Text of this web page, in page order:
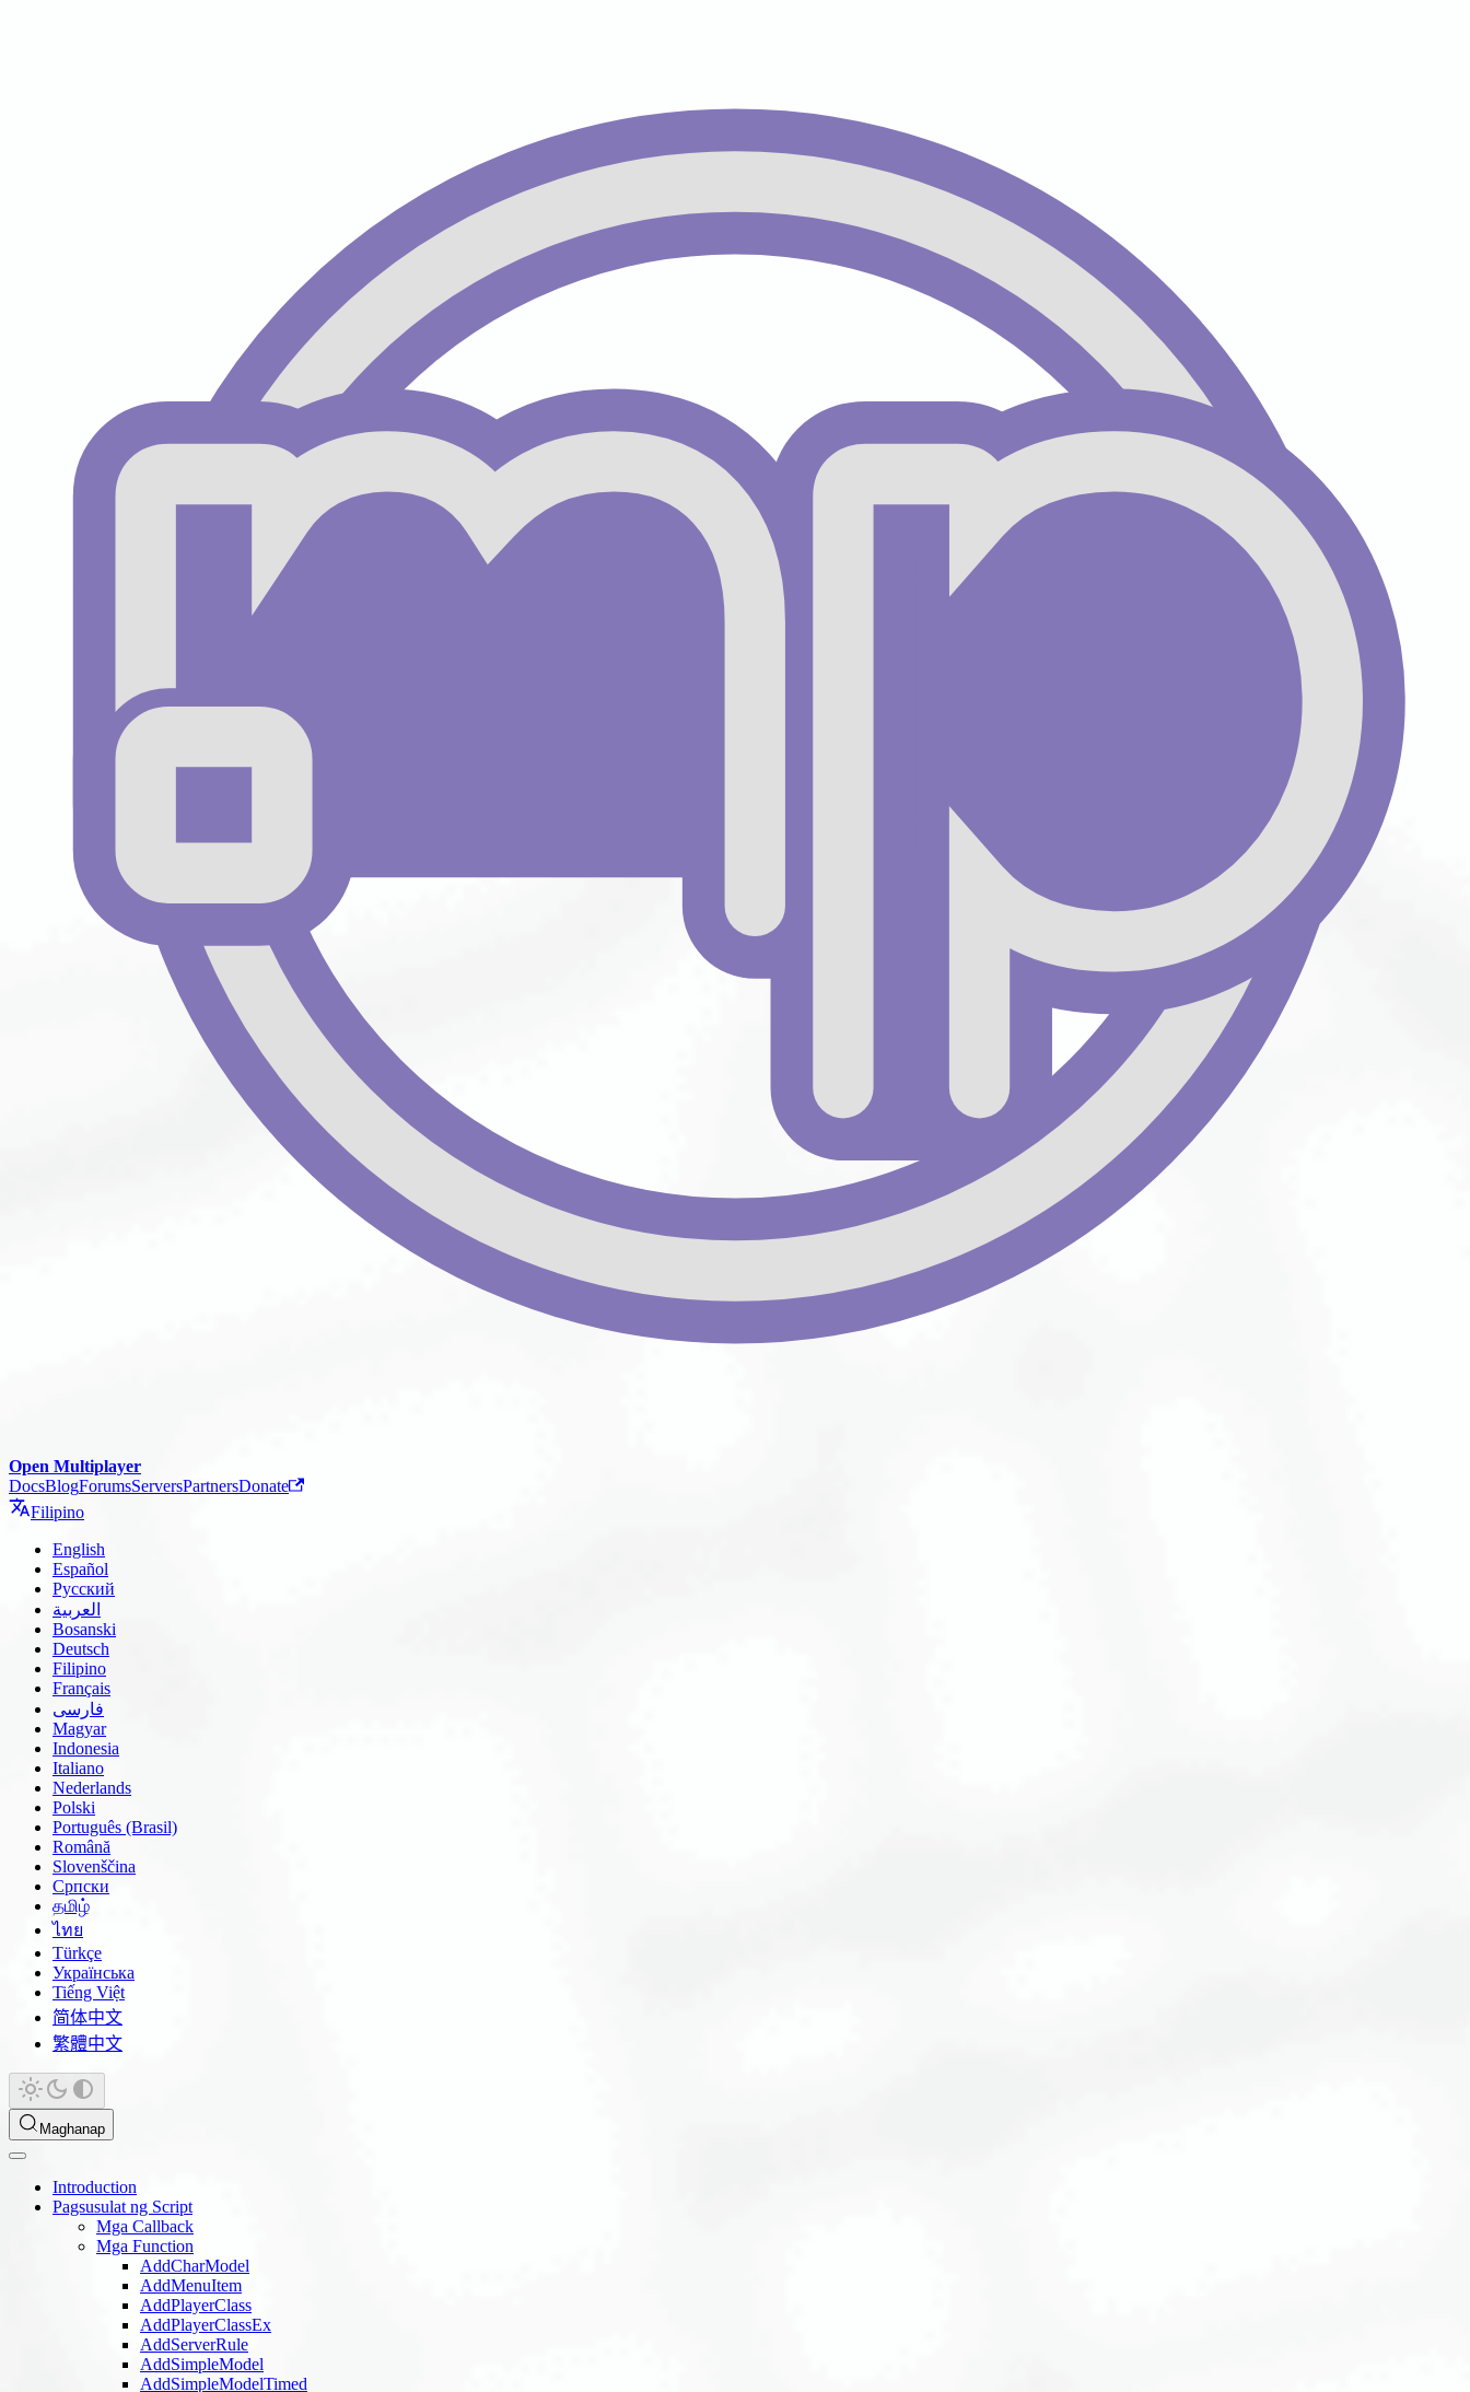
Open Multiplayer
DocsBlogForumsServersPartnersDonate
Filipino
English
Español
Русский
العربية
Bosanski
Deutsch
Filipino
Français
فارسی
Magyar
Indonesia
Italiano
Nederlands
Polski
Português (Brasil)
Română
Slovenščina
Српски
தமிழ்
ไทย
Türkçe
Українська
Tiếng Việt
简体中文
繁體中文
Maghanap
Introduction
Pagsusulat ng Script
Mga Callback
Mga Function
AddCharModel
AddMenuItem
AddPlayerClass
AddPlayerClassEx
AddServerRule
AddSimpleModel
AddSimpleModelTimed